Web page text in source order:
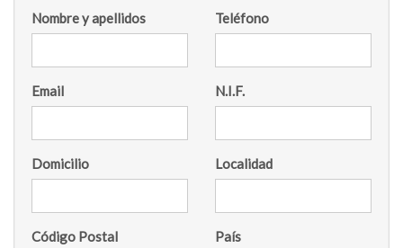
Nombre y apellidos Teléfono
Email N.I.F.
Domicilio Localidad
Código Postal País